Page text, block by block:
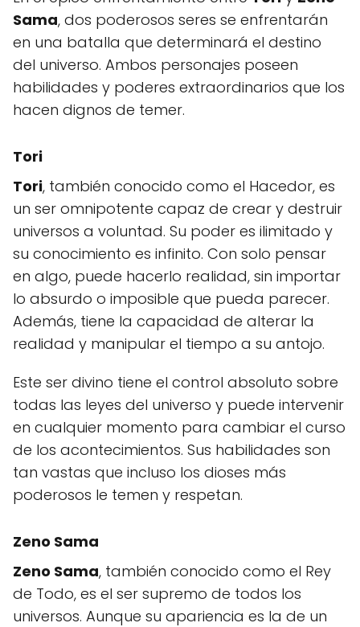
Sama, dos poderosos seres se enfrentarán
en una batalla que determinará el destino
del universo. Ambos personajes poseen
habilidades y poderes extraordinarios que los
hacen dignos de temer.
Tori
Tori, también conocido como el Hacedor, es
un ser omnipotente capaz de crear y destruir
universos a voluntad. Su poder es ilimitado y
su conocimiento es infinito. Con solo pensar
en algo, puede hacerlo realidad, sin importar
lo absurdo o imposible que pueda parecer.
Además, tiene la capacidad de alterar la
realidad y manipular el tiempo a su antojo.
Este ser divino tiene el control absoluto sobre
todas las leyes del universo y puede intervenir
en cualquier momento para cambiar el curso
de los acontecimientos. Sus habilidades son
tan vastas que incluso los dioses más
poderosos le temen y respetan.
Zeno Sama
Zeno Sama, también conocido como el Rey
de Todo, es el ser supremo de todos los
universos. Aunque su apariencia es la de un